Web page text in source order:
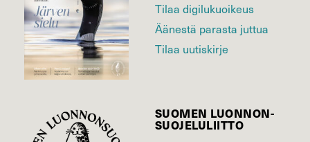
Tilaa digilukuoikeus
Äänestä parasta juttua
Tilaa uutiskirje
SUOMEN LUONNON­
SUOJELU­LIITTO